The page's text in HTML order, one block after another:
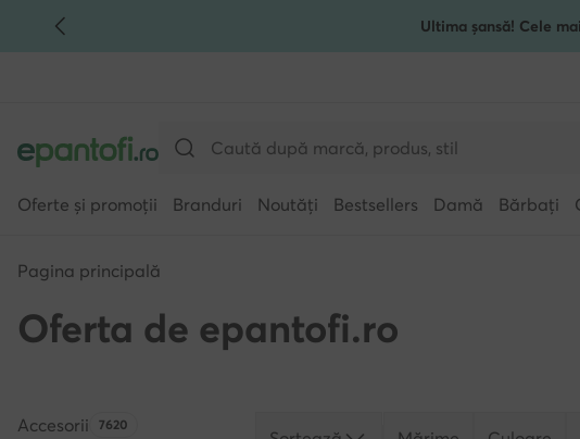
TRECI LA CONȚINUTUL PRINCIPAL Ultima șansă! Cele
Oferte și promoții Branduri Noutăți Bestsellers Damă Bărbați
Pagina principală
Oferta de epantofi.ro
Accesorii Numărul de produse:
7620